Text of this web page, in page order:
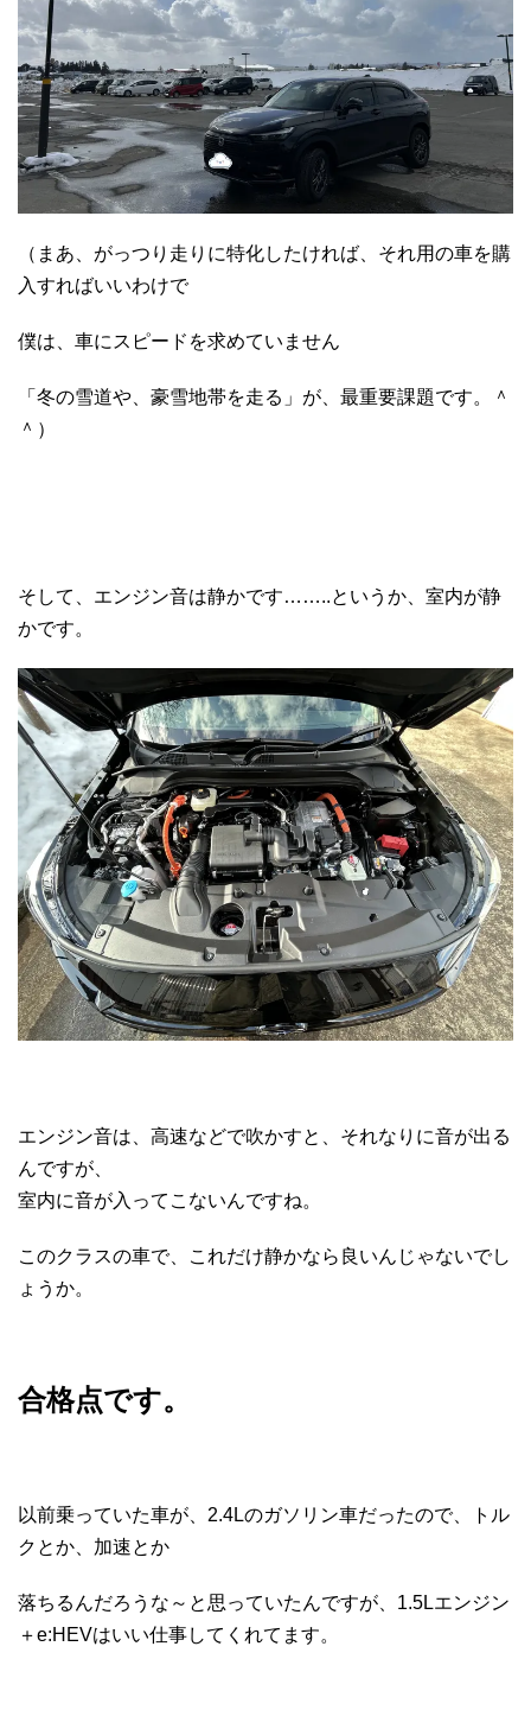
（まあ、がっつり走りに特化したければ、それ用の車を購
入すればいいわけで
僕は、車にスピードを求めていません
「冬の雪道や、豪雪地帯を走る」が、最重要課題です。＾
＾）
そして、エンジン音は静かです……..というか、室内が静
かです。
エンジン音は、高速などで吹かすと、それなりに音が出る
んですが、
室内に音が入ってこないんですね。
このクラスの車で、これだけ静かなら良いんじゃないでし
ょうか。
合格点です。
以前乗っていた車が、2.4Lのガソリン車だったので、トル
クとか、加速とか
落ちるんだろうな～と思っていたんですが、1.5Lエンジン
＋e:HEVはいい仕事してくれてます。